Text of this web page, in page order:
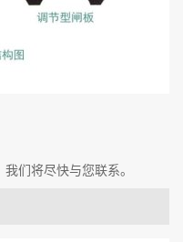
们将尽快与您联系。